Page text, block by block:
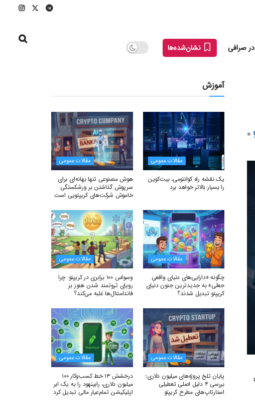
صرافی نشان‌شده‌ها
آموزش
مقالات عمومی
یک نقشه راه کوانتومی، بیت‌کوین
را بسیار بالاتر خواهد برد
مقالات عمومی
هوش مصنوعی تنها بهانه‌ای برای
سرپوش گذاشتن بر ورشکستگی
خاموش شرکت‌های کریپتویی است
مقالات عمومی
چگونه «دارایی‌های دنیای واقعیِ
جعلی» به جدیدترین جنون دنیای
کریپتو تبدیل شدند؟
مقالات عمومی
وسواس ۱۰۰ برابری در کریپتو: چرا
رویای ثروتمند شدن هنوز بر
فاندامنتال‌ها غلبه می‌کند؟
مقالات عمومی
پایان تلخ پروژه‌های میلیون دلاری؛
بررسی ۴ دلیل اصلی تعطیلی
استارتاپ‌های مطرح کریپتو
مقالات عمومی
درخشش ۱۳ خط کسب‌وکار ۱۰۰
میلیون دلاری، رابینهود را به یک ابر
اپلیکیشن تمام‌عیار مالی تبدیل کرد